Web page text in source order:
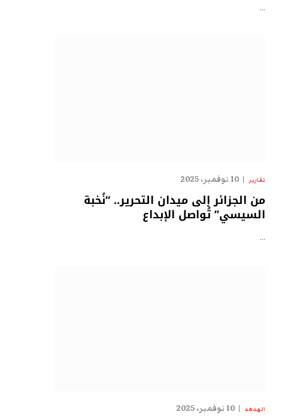
…
تقارير 10 نوفمبر، 2025
من الجزائر إلى ميدان التحرير.. “نُخبة
السيسي” تُواصل الإبداع
…
الهدهد 10 نوفمبر، 2025